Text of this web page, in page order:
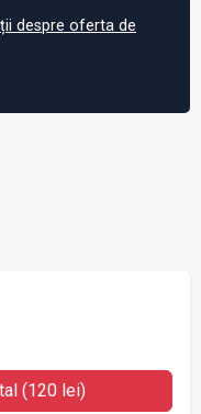
dinamică, creativă și
despre oferta de
(120 lei)